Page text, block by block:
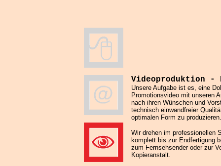
Videoproduktion -
Unsere Aufgabe ist es, eine
Promotionsvideo mit unseren
nach ihren Wünschen und
technisch einwandfreier
optimalen Form zu produzieren.
Wir drehen im professionellen
komplett bis zur Endfertigung
zum Fernsehsender oder zur
Kopieranstalt.